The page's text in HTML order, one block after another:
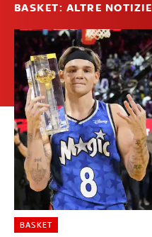
BASKET: ALTRE NOTIZIE
BASKET